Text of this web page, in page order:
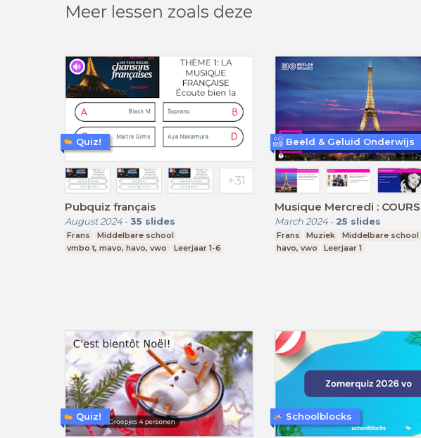
Meer lessen zoals deze
Pubquiz français
August 2024- 35 slides
Frans
Middelbare school
vmbo t, mavo, havo, vwo
Leerjaar 1-6
Quiz!
Musique Mercredi : COURS
March 2024- 25 slides
Frans Muziek
Middelbare school
havo, vwo
Leerjaar 1
Beeld & Geluid Onderwijs
Quiz! Schoolblocks